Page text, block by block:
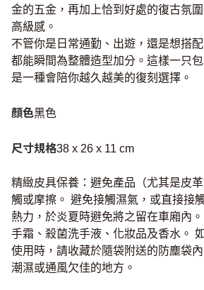
金的五金，再加上恰到好處的復古氛
高級感。
不管你是日常通勤、出遊，還是想搭
都能瞬間為整體造型加分。這樣一只
是一種會陪你越久越美的復刻選擇。
顏色黑色
尺寸規格38 x 26 x 11 cm
精緻皮具保養：避免產品（尤其是皮
觸或摩擦。 避免接觸濕氣，或直接接
熱力，於炎夏時避免將之留在車廂內
手霜、殺菌洗手液、化妝品及香水。
使用時，請收藏於隨袋附送的防塵袋
潮濕或通風欠佳的地方。